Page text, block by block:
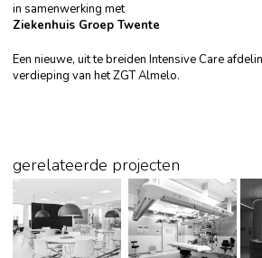
in samenwerking met
Ziekenhuis Groep Twente
Een nieuwe, uit te breiden Intensive Care
verdieping van het ZGT Almelo.
gerelateerde projecten